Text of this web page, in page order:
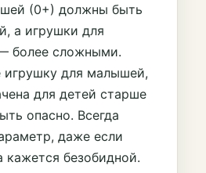
(0+) должны быть
а игрушки для
более сложными.
игрушку для малышей,
для детей старше
опасно. Всегда
даже если
кажется безобидной.